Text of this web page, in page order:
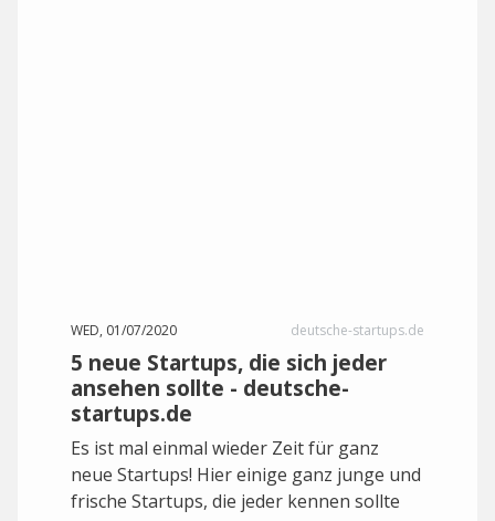
WED, 01/07/2020 deutsche-startups.de
5 neue Startups, die sich jeder
ansehen sollte - deutsche-
startups.de
Es ist mal einmal wieder Zeit für ganz
neue Startups! Hier einige ganz junge und
frische Startups, die jeder kennen sollte